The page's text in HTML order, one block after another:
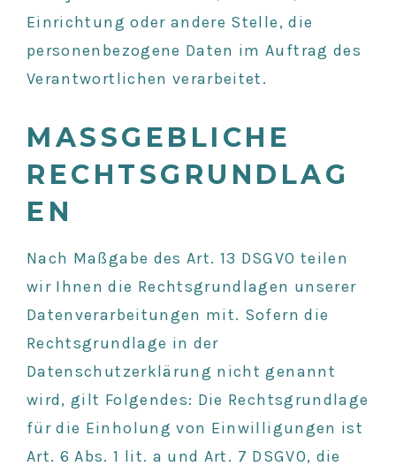
Einrichtung oder andere Stelle, die
personenbezogene Daten im Auftrag des
Verantwortlichen verarbeitet.
MASSGEBLICHE R
ECHTSGRUNDLAGE
N
Nach Maßgabe des Art. 13 DSGVO teilen
wir Ihnen die Rechtsgrundlagen unserer
Datenverarbeitungen mit. Sofern die
Rechtsgrundlage in der
Datenschutzerklärung nicht genannt
wird, gilt Folgendes: Die Rechtsgrundlage
für die Einholung von Einwilligungen ist
Art. 6 Abs. 1 lit. a und Art. 7 DSGVO, die